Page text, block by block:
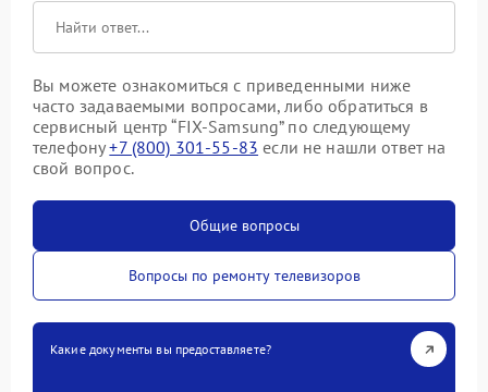
Вы можете ознакомиться с приведенными ниже
часто задаваемыми вопросами, либо обратиться в
сервисный центр “FIX-Samsung” по следующему
телефону+7 (800) 301-55-83 если не нашли ответ на
свой вопрос.
Общие вопросы
Вопросы по ремонту телевизоров
Какие документы вы предоставляете?